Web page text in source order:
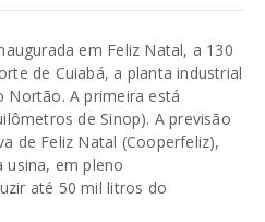
em Feliz Natal, a 130
de Cuiabá, a planta industrial
Nortão. A primeira está
de Sinop). A previsão
de Feliz Natal (Cooperfeliz),
usina, em pleno
até 50 mil litros do